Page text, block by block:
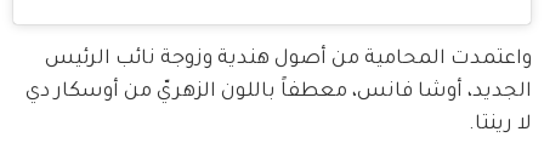
واعتمدت المحامية من أصول هندية وزوجة نائب الرئيس
الجديد، أوشا فانس، معطفاً باللون الزهريّ من أوسكار دي
لا رينتا.